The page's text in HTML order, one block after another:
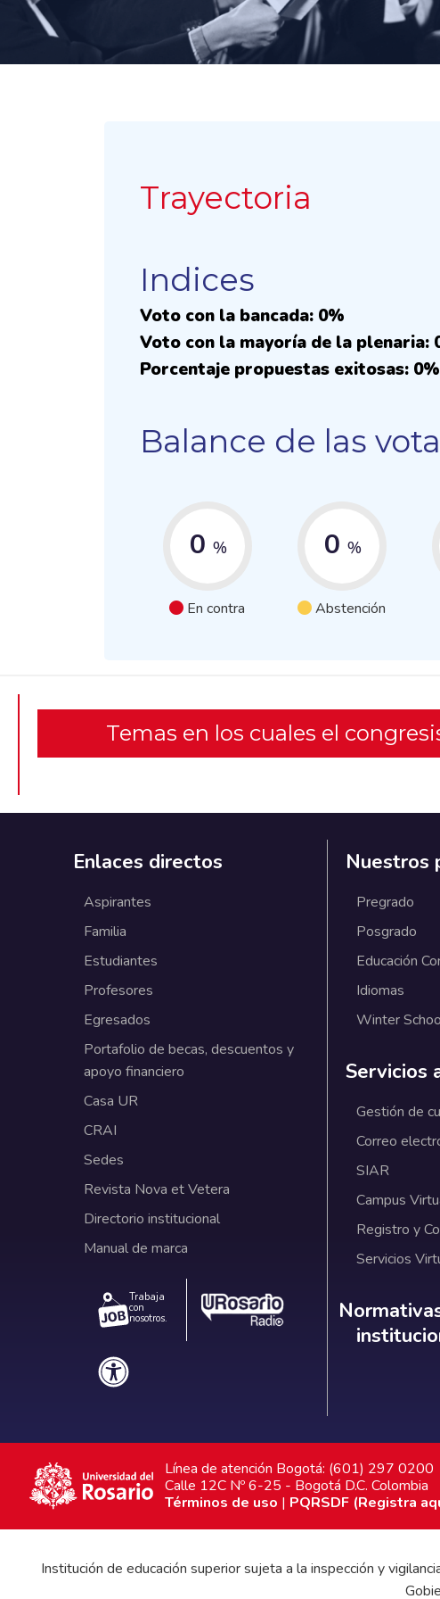
Trayectoria
Indices
Voto con la bancada: 0%
Voto con la mayoría de la plenaria:
Porcentaje propuestas exitosas: 0%
Balance de las
0 %
En contra
0 %
Abstención
Temas en los cuales el
Enlaces directos
Aspirantes
Familia
Estudiantes
Profesores
Egresados
Portafolio de becas, descuentos y
apoyo financiero
Casa UR
CRAI
Sedes
Revista Nova et Vetera
Directorio institucional
Manual de marca
Trabaja
con
nosotros.
Nuestros
Pregrado
Posgrado
Educación
Idiomas
Winter
Servicios
Gestión de
Correo
SIAR
Campus
Registro y
Servicios
Línea de atención Bogotá: (601) 297 0200
Calle 12C Nº 6-25 - Bogotá D.C. Colombia
Términos de uso | PQRSDF (Registra
Institución de educación superior sujeta a la inspección y